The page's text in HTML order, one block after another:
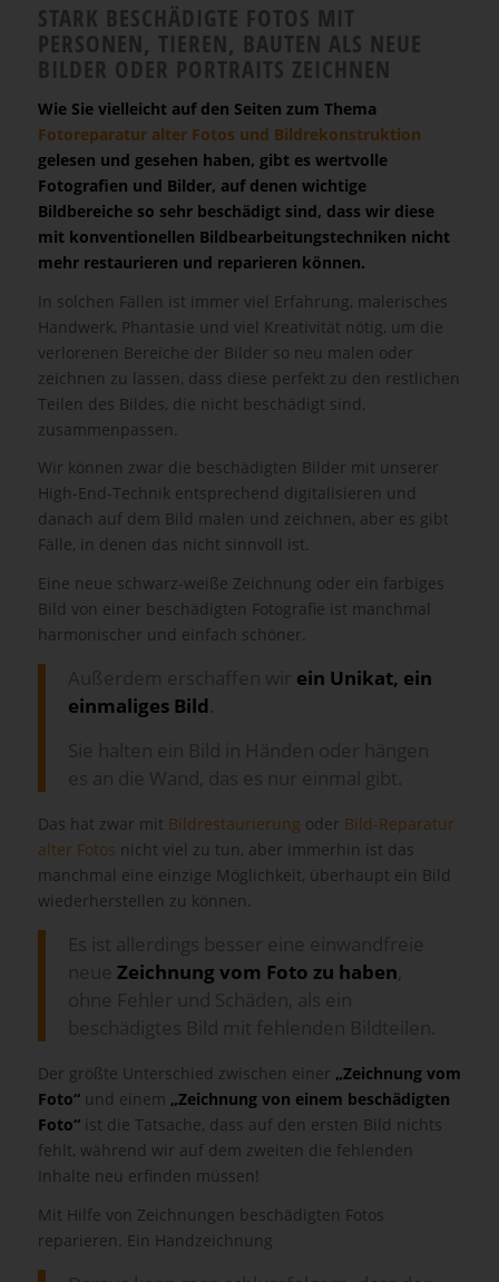
STARK BESCHÄDIGTE FOTOS MIT
PERSONEN, TIEREN, BAUTEN ALS NEUE
BILDER ODER PORTRAITS ZEICHNEN
Wie Sie vielleicht auf den Seiten zum Thema
Fotoreparatur alter Fotos und Bildrekonstruktion
gelesen und gesehen haben, gibt es wertvolle
Fotografien und Bilder, auf denen wichtige
Bildbereiche so sehr beschädigt sind, dass wir diese
mit konventionellen Bildbearbeitungstechniken nicht
mehr restaurieren und reparieren können.
In solchen Fällen ist immer viel Erfahrung, malerisches
Handwerk, Phantasie und viel Kreativität nötig, um die
verlorenen Bereiche der Bilder so neu malen oder
zeichnen zu lassen, dass diese perfekt zu den restlichen
Teilen des Bildes, die nicht beschädigt sind,
zusammenpassen.
Wir können zwar die beschädigten Bilder mit unserer
High-End-Technik entsprechend digitalisieren und
danach auf dem Bild malen und zeichnen, aber es gibt
Fälle, in denen das nicht sinnvoll ist.
Eine neue schwarz-weiße Zeichnung oder ein farbiges
Bild von einer beschädigten Fotografie ist manchmal
harmonischer und einfach schöner.
ein Unikat, ein
einmaliges Bild
Das hat zwar mit Bildrestaurierung oder Bild-Reparatur
alter Fotos nicht viel zu tun, aber immerhin ist das
manchmal eine einzige Möglichkeit, überhaupt ein Bild
wiederherstellen zu können.
Zeichnung vom Foto zu haben
Der größte Unterschied zwischen einer „Zeichnung vom
Foto“und einem „Zeichnung von einem beschädigten
Foto“ist die Tatsache, dass auf den ersten Bild nichts
fehlt, während wir auf dem zweiten die fehlenden
Inhalte neu erfinden müssen!
Mit Hilfe von Zeichnungen beschädigten Fotos
reparieren. Ein Handzeichnung